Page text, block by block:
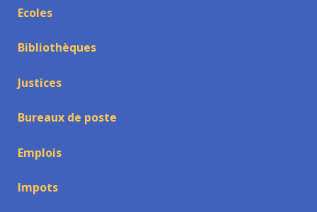
Ecoles
Bibliothèques
Justices
Bureaux de poste
Emplois
Impots